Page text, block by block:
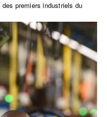
des premiers industriels du